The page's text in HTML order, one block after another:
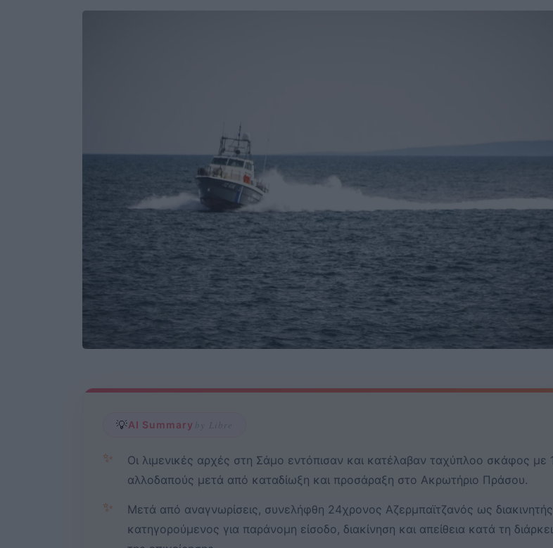
💡AI Summary by Libre
✨
Οι λιμενικές αρχές στη Σάμο εντόπισαν και κατέλαβαν ταχύπλοο σκάφος με
αλλοδαπούς μετά από καταδίωξη και προσάραξη στο Ακρωτήριο Πράσου.
✨
Μετά από αναγνωρίσεις, συνελήφθη 24χρονος Αζερμπαϊτζανός ως
κατηγορούμενος για παράνομη είσοδο, διακίνηση και απείθεια κατά τη